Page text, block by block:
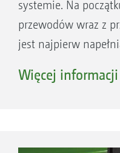
systemie. Na
przewodów wraz z
jest najpierw
sposób przewody
Więcej